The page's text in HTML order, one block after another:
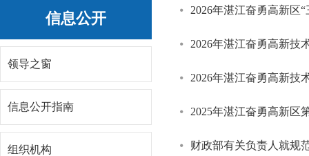
信息公开
领导之窗
信息公开指南
组织机构
2026年湛江奋勇高新区
2026年湛江奋勇高新技
2026年湛江奋勇高新技
2025年湛江奋勇高新区
财政部有关负责人就规